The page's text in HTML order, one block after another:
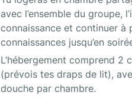
avec l’ensemble du groupe,
connaissance et continuer à
connaissances jusqu’en
L’hébergement comprend 2
(prévois tes draps de lit),
douche par chambre.